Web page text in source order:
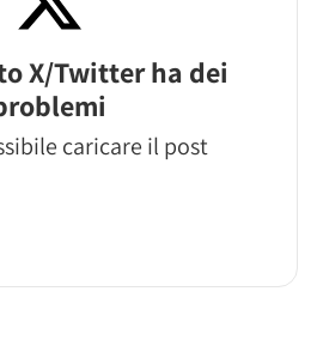
X/Twitter ha dei
caricare il post